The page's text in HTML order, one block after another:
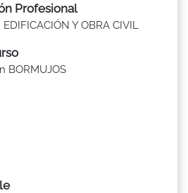
Profesional
EDIFICACIÓN Y OBRA CIVIL
BORMUJOS